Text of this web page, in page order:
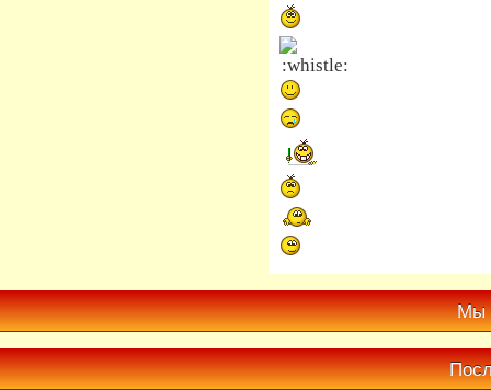
Мы
Любимое блюдо моего супруг� ...